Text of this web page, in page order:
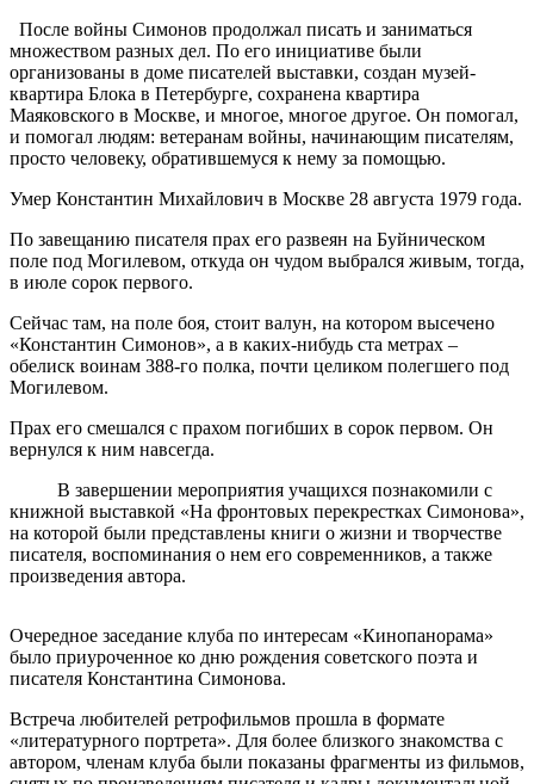
После войны Симонов продолжал писать и заниматься
множеством разных дел. По его инициативе были
организованы в доме писателей выставки, создан музей-
квартира Блока в Петербурге, сохранена квартира
Маяковского в Москве, и многое, многое другое. Он помогал,
и помогал людям: ветеранам войны, начинающим писателям,
просто человеку, обратившемуся к нему за помощью.
Умер Константин Михайлович в Москве 28 августа 1979 года.
По завещанию писателя прах его развеян на Буйническом
поле под Могилевом, откуда он чудом выбрался живым, тогда,
в июле сорок первого.
Сейчас там, на поле боя, стоит валун, на котором высечено
«Константин Симонов», а в каких-нибудь ста метрах –
обелиск воинам 388-го полка, почти целиком полегшего под
Могилевом.
Прах его смешался с прахом погибших в сорок первом. Он
вернулся к ним навсегда.
В завершении мероприятия учащихся познакомили с
книжной выставкой «На фронтовых перекрестках Симонова»,
на которой были представлены книги о жизни и творчестве
писателя, воспоминания о нем его современников, а также
произведения автора.
Очередное заседание клуба по интересам «Кинопанорама»
было приуроченное ко дню рождения советского поэта и
писателя Константина Симонова.
Встреча любителей ретрофильмов прошла в формате
«литературного портрета». Для более близкого знакомства с
автором, членам клуба были показаны фрагменты из фильмов,